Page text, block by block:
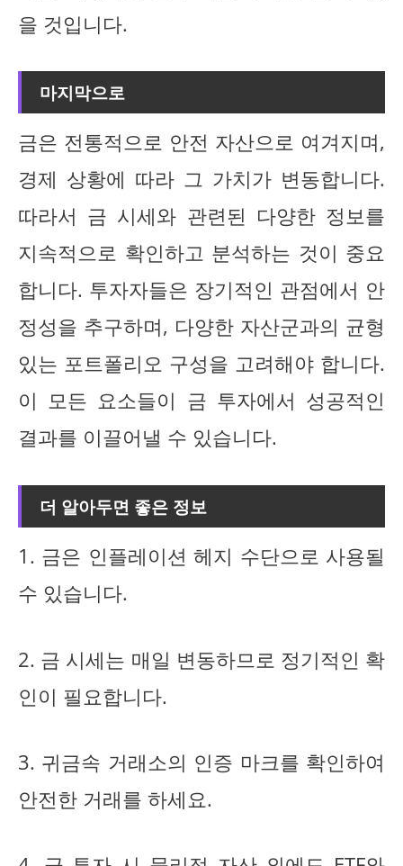
을 것입니다.
마지막으로
금은 전통적으로 안전 자산으로 여겨지며,
경제 상황에 따라 그 가치가 변동합니다.
따라서 금 시세와 관련된 다양한 정보를
지속적으로 확인하고 분석하는 것이 중요
합니다. 투자자들은 장기적인 관점에서 안
정성을 추구하며, 다양한 자산군과의 균형
있는 포트폴리오 구성을 고려해야 합니다.
이 모든 요소들이 금 투자에서 성공적인
결과를 이끌어낼 수 있습니다.
더 알아두면 좋은 정보
1. 금은 인플레이션 헤지 수단으로 사용될
수 있습니다.
2. 금 시세는 매일 변동하므로 정기적인 확
인이 필요합니다.
3. 귀금속 거래소의 인증 마크를 확인하여
안전한 거래를 하세요.